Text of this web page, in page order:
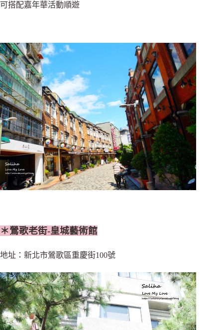
可搭配嘉年華活動順遊
＊鶯歌老街-皇城藝術館
地址：新北市鶯歌區重慶街100號